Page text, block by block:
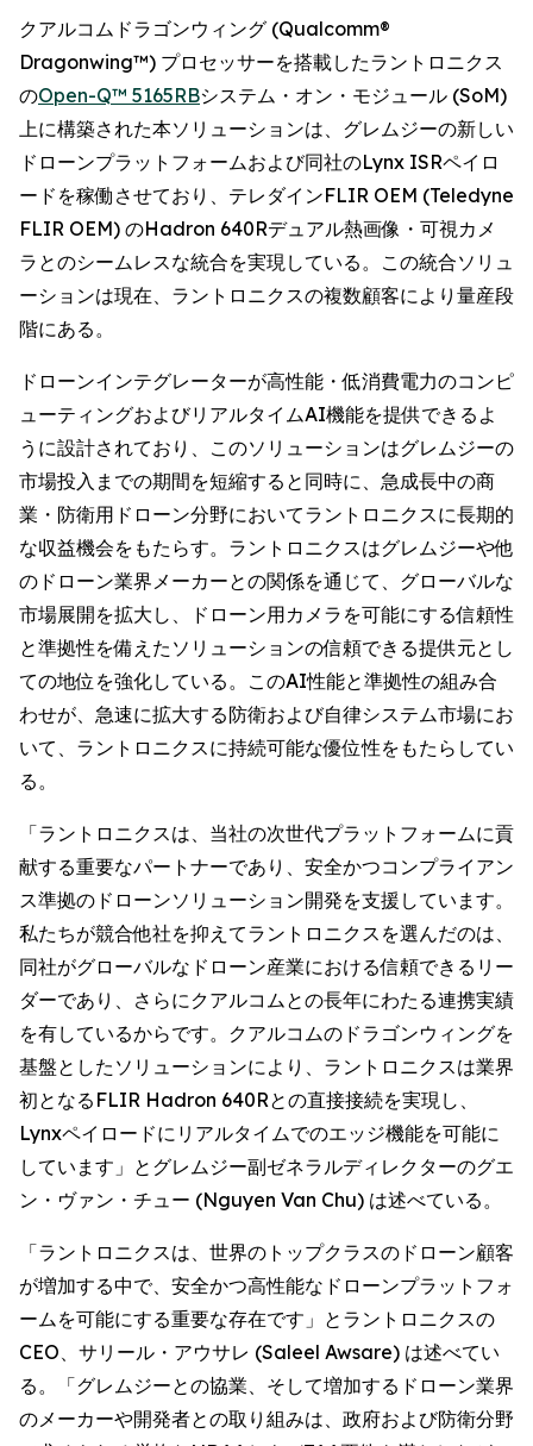
クアルコムドラゴンウィング (Qualcomm®
Dragonwing™) プロセッサーを搭載したラントロニクス
のOpen-Q™ 5165RBシステム・オン・モジュール (SoM)
上に構築された本ソリューションは、グレムジーの新しい
ドローンプラットフォームおよび同社のLynx ISRペイロ
ードを稼働させており、テレダインFLIR OEM (Teledyne
FLIR OEM) のHadron 640Rデュアル熱画像・可視カメ
ラとのシームレスな統合を実現している。この統合ソリュ
ーションは現在、ラントロニクスの複数顧客により量産段
階にある。
ドローンインテグレーターが高性能・低消費電力のコンピ
ューティングおよびリアルタイムAI機能を提供できるよ
うに設計されており、このソリューションはグレムジーの
市場投入までの期間を短縮すると同時に、急成長中の商
業・防衛用ドローン分野においてラントロニクスに長期的
な収益機会をもたらす。ラントロニクスはグレムジーや他
のドローン業界メーカーとの関係を通じて、グローバルな
市場展開を拡大し、ドローン用カメラを可能にする信頼性
と準拠性を備えたソリューションの信頼できる提供元とし
ての地位を強化している。このAI性能と準拠性の組み合
わせが、急速に拡大する防衛および自律システム市場にお
いて、ラントロニクスに持続可能な優位性をもたらしてい
る。
「ラントロニクスは、当社の次世代プラットフォームに貢
献する重要なパートナーであり、安全かつコンプライアン
ス準拠のドローンソリューション開発を支援しています。
私たちが競合他社を抑えてラントロニクスを選んだのは、
同社がグローバルなドローン産業における信頼できるリー
ダーであり、さらにクアルコムとの長年にわたる連携実績
を有しているからです。クアルコムのドラゴンウィングを
基盤としたソリューションにより、ラントロニクスは業界
初となるFLIR Hadron 640Rとの直接接続を実現し、
Lynxペイロードにリアルタイムでのエッジ機能を可能に
しています」とグレムジー副ゼネラルディレクターのグエ
ン・ヴァン・チュー (Nguyen Van Chu) は述べている。
「ラントロニクスは、世界のトップクラスのドローン顧客
が増加する中で、安全かつ高性能なドローンプラットフォ
ームを可能にする重要な存在です」とラントロニクスの
CEO、サリール・アウサレ (Saleel Awsare) は述べてい
る。「グレムジーとの協業、そして増加するドローン業界
のメーカーや開発者との取り組みは、政府および防衛分野